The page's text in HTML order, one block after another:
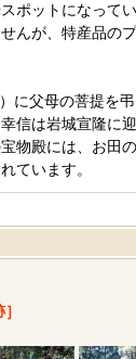
ポットになって
んが、特産品の
に父母の菩提を
信は岩城宣隆に
物殿には、お田
ています。